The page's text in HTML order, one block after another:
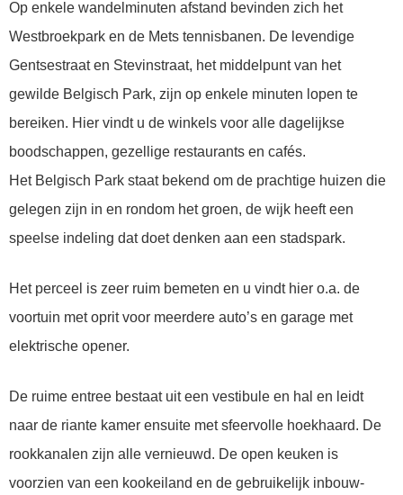
Op enkele wandelminuten afstand bevinden zich het
Westbroekpark en de Mets tennisbanen. De levendige
Gentsestraat en Stevinstraat, het middelpunt van het
gewilde Belgisch Park, zijn op enkele minuten lopen te
bereiken. Hier vindt u de winkels voor alle dagelijkse
boodschappen, gezellige restaurants en cafés.
Het Belgisch Park staat bekend om de prachtige huizen die
gelegen zijn in en rondom het groen, de wijk heeft een
speelse indeling dat doet denken aan een stadspark.
Het perceel is zeer ruim bemeten en u vindt hier o.a. de
voortuin met oprit voor meerdere auto’s en garage met
elektrische opener.
De ruime entree bestaat uit een vestibule en hal en leidt
naar de riante kamer ensuite met sfeervolle hoekhaard. De
rookkanalen zijn alle vernieuwd. De open keuken is
voorzien van een kookeiland en de gebruikelijk inbouw-